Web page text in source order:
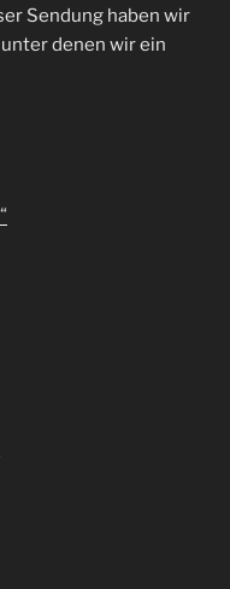
Sendung haben wir
denen wir ein